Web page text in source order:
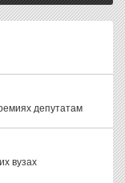
депутатам
вузах